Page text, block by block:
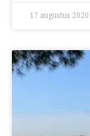
17 augustus 2020